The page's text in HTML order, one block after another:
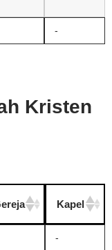
-
Kristen
Kapel
-